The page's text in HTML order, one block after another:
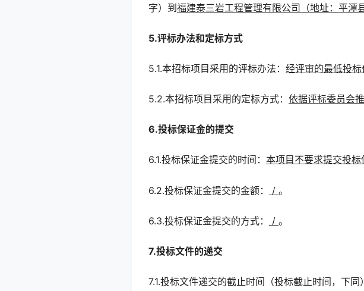
字）到福建泰三岩工程管理有限公司（地址：平潭
5.评标办法和定标方式
5.1.本招标项目采用的评标办法： 经评审的最低投标
5.2.本招标项目采用的定标方式： 依据评标委员会
6.投标保证金的提交
6.1.投标保证金提交的时间： 本项目不要求提交投标
6.2.投标保证金提交的金额： / 。
6.3.投标保证金提交的方式： / 。
7.投标文件的递交
7.1.投标文件递交的截止时间（投标截止时间，下同